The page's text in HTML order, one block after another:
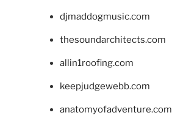
djmaddogmusic.com
thesoundarchitects.com
allin1roofing.com
keepjudgewebb.com
anatomyofadventure.com